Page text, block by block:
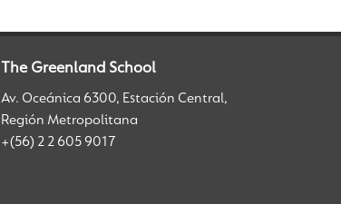
The Greenland School
Av. Oceánica 6300, Estación Central,
Región Metropolitana
+(56) 2 2 605 9017